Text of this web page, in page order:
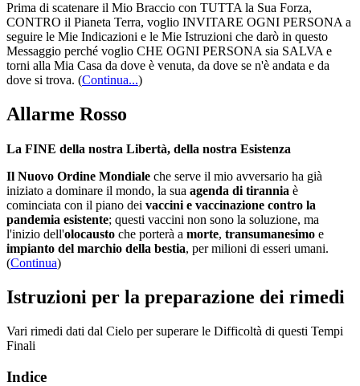
Prima di scatenare il Mio Braccio con TUTTA la Sua Forza,
CONTRO il Pianeta Terra, voglio INVITARE OGNI PERSONA a
seguire le Mie Indicazioni e le Mie Istruzioni che darò in questo
Messaggio perché voglio CHE OGNI PERSONA sia SALVA e
torni alla Mia Casa da dove è venuta, da dove se n'è andata e da
dove si trova. (Continua...)
Allarme Rosso
La FINE della nostra Libertà, della nostra Esistenza
Il Nuovo Ordine Mondiale che serve il mio avversario ha già
iniziato a dominare il mondo, la sua agenda di tirannia è
cominciata con il piano dei vaccini e vaccinazione contro la
pandemia esistente; questi vaccini non sono la soluzione, ma
l'inizio dell'olocausto che porterà a morte, transumanesimo e
impianto del marchio della bestia, per milioni di esseri umani.
(Continua)
Istruzioni per la preparazione dei rimedi
Vari rimedi dati dal Cielo per superare le Difficoltà di questi Tempi
Finali
Indice